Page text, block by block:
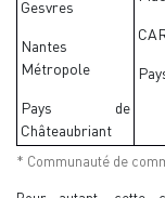
Gesvres
Nantes
Métropole
Pays de
Châteaubriant
* Communauté de